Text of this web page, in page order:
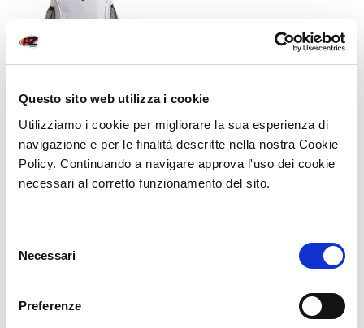
Questo sito web utilizza i cookie
Utilizziamo i cookie per migliorare la sua esperienza di
navigazione e per le finalità descritte nella nostra Cookie
Policy. Continuando a navigare approva l'uso dei cookie
necessari al corretto funzionamento del sito.
delNecessari
Preferenze
Summer Basic
SESSO:BAMBINI DONNA, UNISEX,UOMO
CATEGORIA:LINEA BASIC
Zaino in poliestere 600D. Chiusura con zip. Tasca frontale con
Tracolle salva
blu, verde, royal, arancio, giallo, fuxia, verde lime. Confezione in
polybag.. Dimensioni cm. 29x40x17 Imballo: 40xcolore
Vuoi ricevere un preventivo?